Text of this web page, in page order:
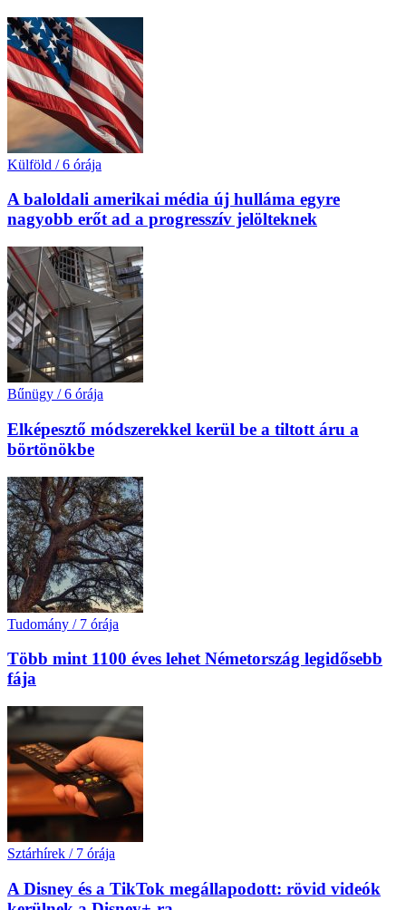
Külföld / 6 órája
A baloldali amerikai média új hulláma egyre
nagyobb erőt ad a progresszív jelölteknek
Bűnügy / 6 órája
Elképesztő módszerekkel kerül be a tiltott áru a
börtönökbe
Tudomány / 7 órája
Több mint 1100 éves lehet Németország legidősebb
fája
Sztárhírek / 7 órája
A Disney és a TikTok megállapodott: rövid videók